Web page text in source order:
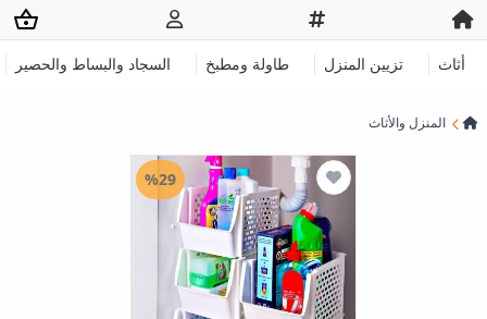
أثاث تزيين المنزل طاولة ومطبخ السجاد والبساط والحصير
المنزل والأثاث
%29